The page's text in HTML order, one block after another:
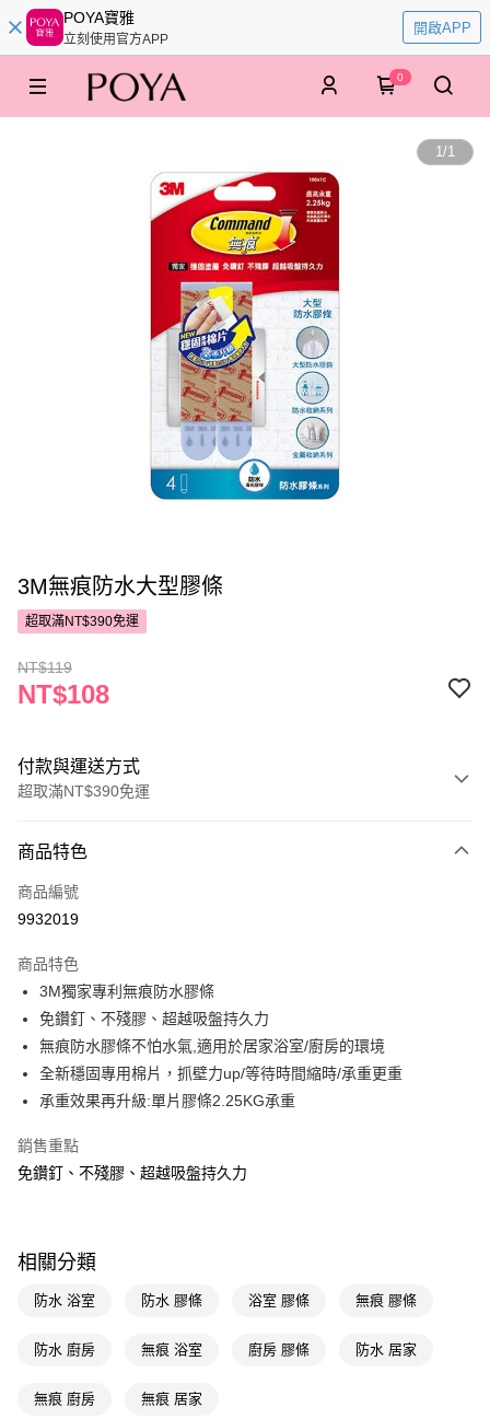
POYA寶雅
立刻使用官方APP
開啟APP
0
1/1
3M無痕防水大型膠條
超取滿NT$390免運
NT$119
NT$108
付款與運送方式
超取滿NT$390免運
POYA支付
信用卡一次付款
LINE Pay
Apple Pay
街口支付
悠遊付
Google Pay
AFTEE先享後付是「在收到商品之後才付款」的支付方式。 讓您購物簡單
１．簡單：不需註冊會員、不需綁卡、不需儲值。
３．安心：先確認商品／服務後，再付款。
１．於結帳方式選擇「AFTEE先享後付」後，將跳轉至「AFTEE先享後付」
即享券
運送方式
全家取貨付款
商品特色
商品編號
9932019
商品特色
3M獨家專利無痕防水膠條
免鑽釘、不殘膠、超越吸盤持久力
無痕防水膠條不怕水氣,適用於居家浴室/廚房的環境
全新穩固專用棉片，抓壁力up/等待時間縮時/承重更重
承重效果再升級:單片膠條2.25KG承重
銷售重點
免鑽釘、不殘膠、超越吸盤持久力
相關分類
防水 浴室 防水 膠條 浴室 膠條 無痕 膠條
防水 廚房 無痕 浴室 廚房 膠條 防水 居家
無痕 廚房 無痕 居家